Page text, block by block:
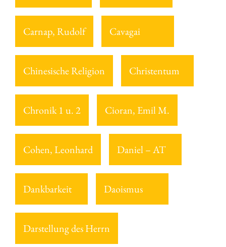
Carnap, Rudolf Cavagai
Chinesische Religion Christentum
Chronik 1 u. 2 Cioran, Emil M.
Cohen, Leonhard Daniel – AT
Dankbarkeit Daoismus
Darstellung des Herrn